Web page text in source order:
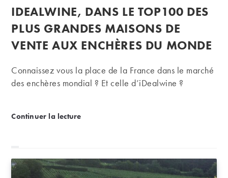
publication :
publiée :
IDEALWINE, DANS LE TOP100 DES
PLUS GRANDES MAISONS DE
VENTE AUX ENCHÈRES DU MONDE
Connaissez vous la place de la France dans le marché
des enchères mondial ? Et celle d’iDealwine ?
Continuer la lectureiDealwine, dans le TOP100 des plus grandes